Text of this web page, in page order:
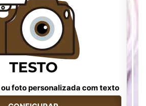
foto personalizada com texto